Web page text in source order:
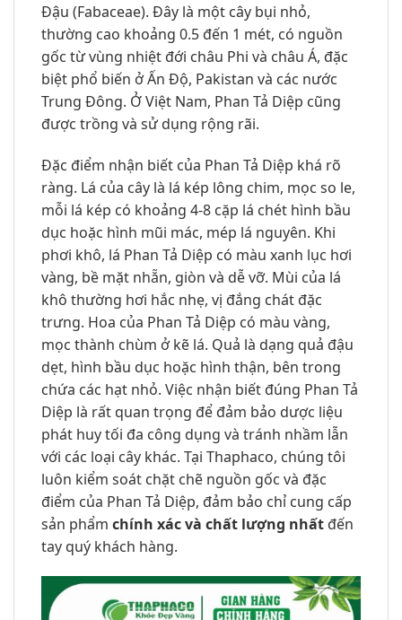
Đậu (Fabaceae). Đây là một cây bụi nhỏ,
thường cao khoảng 0.5 đến 1 mét, có nguồn
gốc từ vùng nhiệt đới châu Phi và châu Á, đặc
biệt phổ biến ở Ấn Độ, Pakistan và các nước
Trung Đông. Ở Việt Nam, Phan Tả Diệp cũng
được trồng và sử dụng rộng rãi.
Đặc điểm nhận biết của Phan Tả Diệp khá rõ
ràng. Lá của cây là lá kép lông chim, mọc so le,
mỗi lá kép có khoảng 4-8 cặp lá chét hình bầu
dục hoặc hình mũi mác, mép lá nguyên. Khi
phơi khô, lá Phan Tả Diệp có màu xanh lục hơi
vàng, bề mặt nhẵn, giòn và dễ vỡ. Mùi của lá
khô thường hơi hắc nhẹ, vị đắng chát đặc
trưng. Hoa của Phan Tả Diệp có màu vàng,
mọc thành chùm ở kẽ lá. Quả là dạng quả đậu
dẹt, hình bầu dục hoặc hình thận, bên trong
chứa các hạt nhỏ. Việc nhận biết đúng Phan Tả
Diệp là rất quan trọng để đảm bảo dược liệu
phát huy tối đa công dụng và tránh nhầm lẫn
với các loại cây khác. Tại Thaphaco, chúng tôi
luôn kiểm soát chặt chẽ nguồn gốc và đặc
điểm của Phan Tả Diệp, đảm bảo chỉ cung cấp
sản phẩm chính xác và chất lượng nhất đến
tay quý khách hàng.